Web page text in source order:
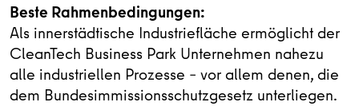
Beste Rahmenbedingungen:
Als innerstädtische Industriefläche ermöglicht der
CleanTech Business Park Unternehmen nahezu
alle industriellen Prozesse – vor allem denen, die
dem Bundesimmissionsschutzgesetz unterliegen.